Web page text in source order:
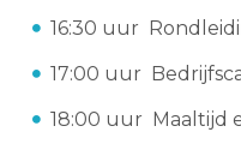
16:30 uur
17:00 uur
18:00 uur Maaltijd